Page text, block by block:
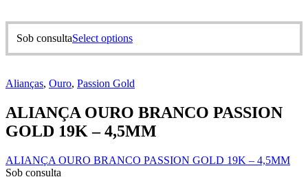
variants.
options
may
chosen
the
product
page
Sob consultaSelect optionsThis
variants.
options
may
be
on
Alianças, Ouro, Passion Gold
ALIANÇA OURO BRANCO PASSION
GOLD 19K – 4,5MM
ALIANÇA OURO BRANCO PASSION GOLD 19K – 4,5MM
Sob consulta